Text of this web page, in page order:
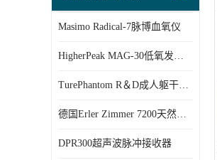
Masimo Radical-7脉博血氧仪
HigherPeak MAG-30低氧发生器,
TurePhantom R＆D成人躯干模体
德国Erler Zimmer 7200天然骨骼全身模体
DPR300超声波脉冲接收器